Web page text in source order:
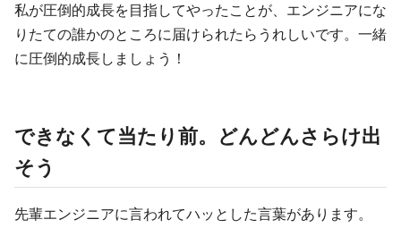
私が圧倒的成長を目指してやったことが、エンジニアにな
りたての誰かのところに届けられたらうれしいです。一緒
に圧倒的成長しましょう！
できなくて当たり前。どんどんさらけ出
そう
先輩エンジニアに言われてハッとした言葉があります。